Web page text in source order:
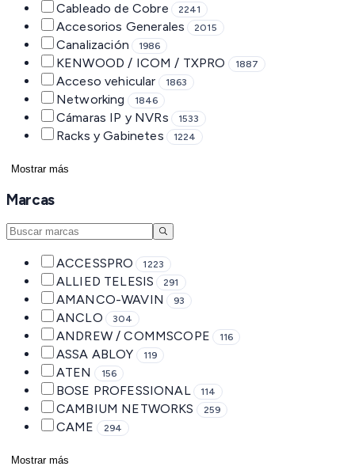
Cableado de Cobre 2241
Accesorios Generales 2015
Canalización 1986
KENWOOD / ICOM / TXPRO 1887
Acceso vehicular 1863
Networking 1846
Cámaras IP y NVRs 1533
Racks y Gabinetes 1224
Mostrar más
Marcas
ACCESSPRO 1223
ALLIED TELESIS 291
AMANCO-WAVIN 93
ANCLO 304
ANDREW / COMMSCOPE 116
ASSA ABLOY 119
ATEN 156
BOSE PROFESSIONAL 114
CAMBIUM NETWORKS 259
CAME 294
Mostrar más